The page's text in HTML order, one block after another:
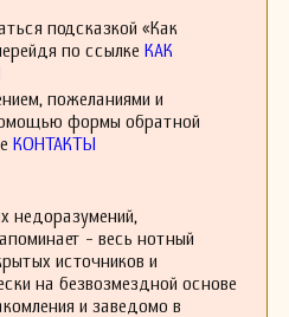
подсказкой «Как
по ссылке КАК
пожеланиями и
формы обратной
КОНТАКТЫ
недоразумений,
- весь нотный
источников и
на безвозмездной основе
и заведомо в